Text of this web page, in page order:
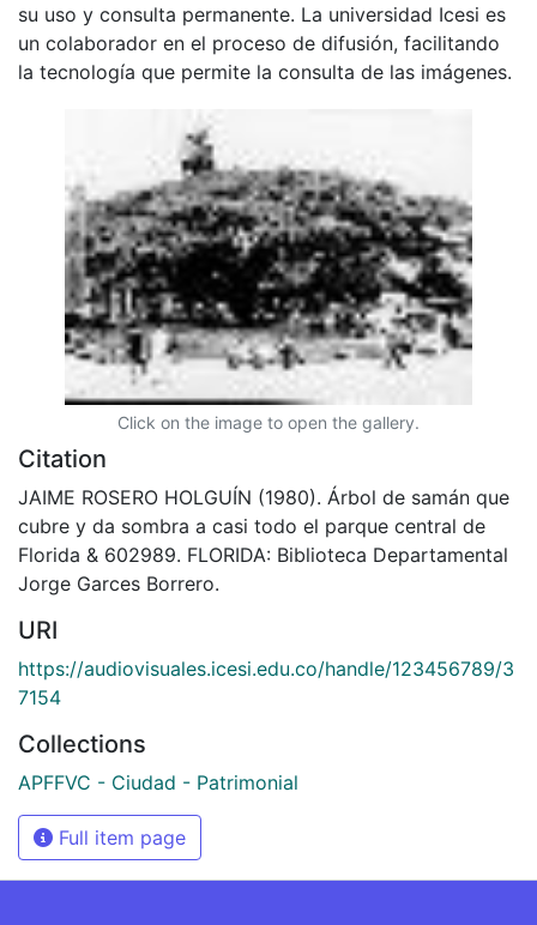
su uso y consulta permanente. La universidad Icesi es
un colaborador en el proceso de difusión, facilitando
la tecnología que permite la consulta de las imágenes.
Click on the image to open the gallery.
Citation
JAIME ROSERO HOLGUÍN (1980). Árbol de samán que
cubre y da sombra a casi todo el parque central de
Florida & 602989. FLORIDA: Biblioteca Departamental
Jorge Garces Borrero.
URI
https://audiovisuales.icesi.edu.co/handle/123456789/3
7154
Collections
APFFVC - Ciudad - Patrimonial
Full item page